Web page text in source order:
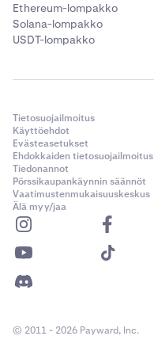
Ethereum-lompakko
Solana-lompakko
USDT-lompakko
Tietosuojailmoitus
Käyttöehdot
Evästeasetukset
Ehdokkaiden tietosuojailmoitus
Tiedonannot
Pörssikaupankäynnin säännöt
Vaatimustenmukaisuuskeskus
Älä myy/jaa
© 2011 - 2026 Payward, Inc.